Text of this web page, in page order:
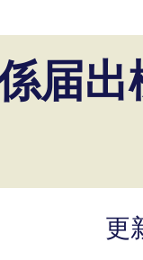
届出
更